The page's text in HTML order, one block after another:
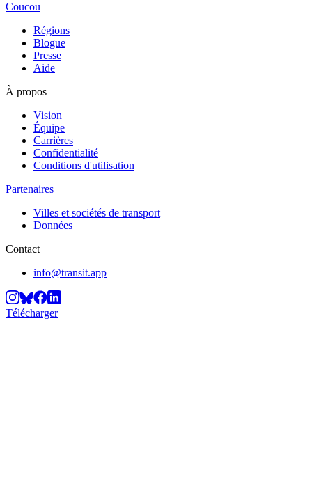
Coucou
Régions
Blogue
Presse
Aide
À propos
Vision
Équipe
Carrières
Confidentialité
Conditions d'utilisation
Partenaires
Villes et sociétés de transport
Données
Contact
info@transit.app
Télécharger